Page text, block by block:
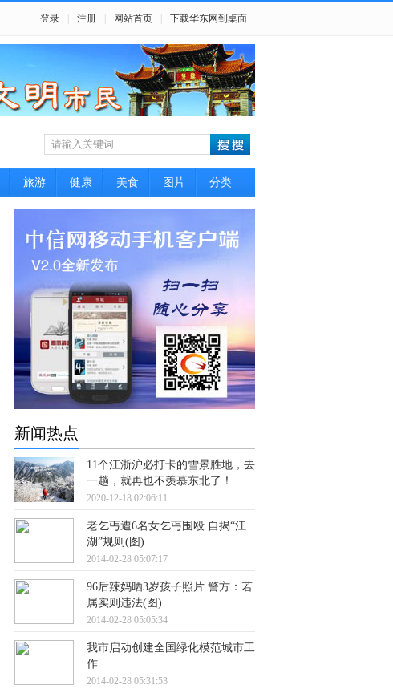
登录 注册 网站首页 下载华东网到桌面
旅游 健康 美食 图片 分类
新闻热点
11个江浙沪必打卡的雪景胜地，去
一趟，就再也不羡慕东北了！
2020-12-18 02:06:11
老乞丐遭6名女乞丐围殴 自揭“江
湖”规则(图)
2014-02-28 05:07:17
96后辣妈晒3岁孩子照片 警方：若
属实则违法(图)
2014-02-28 05:05:34
我市启动创建全国绿化模范城市工
作
2014-02-28 05:31:53